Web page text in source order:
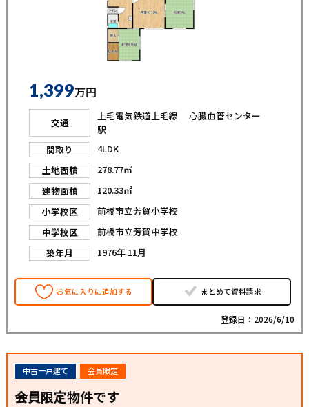
1,399万円
交通
上毛電気鉄道上毛線 心臓血管センター
駅
間取り
4LDK
土地面積
278.77㎡
建物面積
120.33㎡
小学校区
前橋市立芳賀小学校
中学校区
前橋市立芳賀中学校
築年月
1976年 11月
お気に入りに追加する まとめて資料請求
登録日：2026/6/10
中古一戸建て 会員限定
会員限定物件です